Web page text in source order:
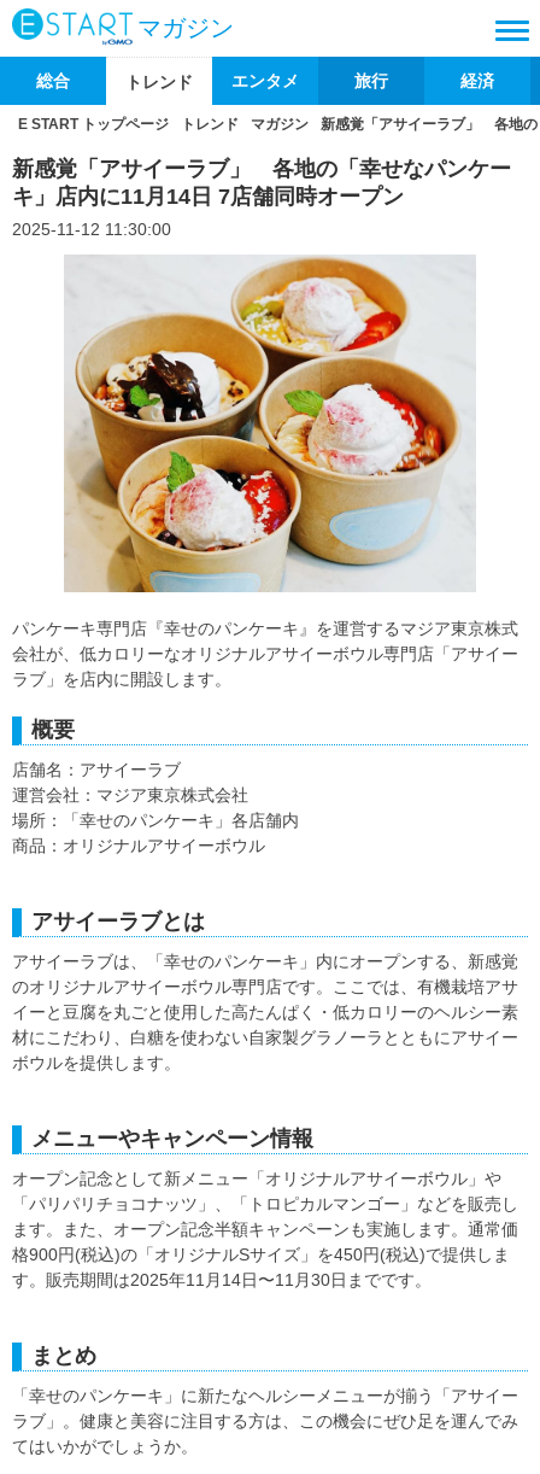
マガジン
総合 トレンド エンタメ 旅行 経済
E START トップページ トレンド マガジン 新感覚「アサイーラブ」 各地の
新感覚「アサイーラブ」 各地の「幸せなパンケー
キ」店内に11月14日 7店舗同時オープン
2025-11-12 11:30:00
パンケーキ専門店『幸せのパンケーキ』を運営するマジア東京株式
会社が、低カロリーなオリジナルアサイーボウル専門店「アサイー
ラブ」を店内に開設します。
概要
店舗名：アサイーラブ
運営会社：マジア東京株式会社
場所：「幸せのパンケーキ」各店舗内
商品：オリジナルアサイーボウル
アサイーラブとは
アサイーラブは、「幸せのパンケーキ」内にオープンする、新感覚
のオリジナルアサイーボウル専門店です。ここでは、有機栽培アサ
イーと豆腐を丸ごと使用した高たんぱく・低カロリーのヘルシー素
材にこだわり、白糖を使わない自家製グラノーラとともにアサイー
ボウルを提供します。
メニューやキャンペーン情報
オープン記念として新メニュー「オリジナルアサイーボウル」や
「パリパリチョコナッツ」、「トロピカルマンゴー」などを販売し
ます。また、オープン記念半額キャンペーンも実施します。通常価
格900円(税込)の「オリジナルSサイズ」を450円(税込)で提供しま
す。販売期間は2025年11月14日〜11月30日までです。
まとめ
「幸せのパンケーキ」に新たなヘルシーメニューが揃う「アサイー
ラブ」。健康と美容に注目する方は、この機会にぜひ足を運んでみ
てはいかがでしょうか。